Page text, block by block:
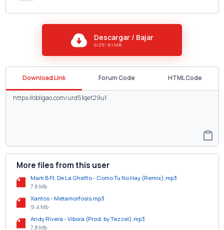
Descargar / Bajar
SIZE: 9.1 MB
Download Link Forum Code HTML Code
More files from this user
Mark B Ft. De La Ghetto - Como Tu No Hay (Remix).mp3
7.8 Mb
Xantos - Metamorfosis.mp3
9.4 Mb
Andy Rivera - Vibora (Prod. by Tezzel).mp3
7.8 Mb